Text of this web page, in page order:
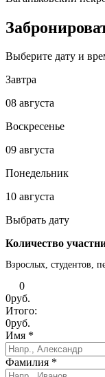
Выберите дату и
Завтра
08 августа
Воскресенье
09 августа
Понедельник
10 августа
Выбрать дату
Количество
Взрослых, студентов,
0
0руб.
Итого:
0руб.
Имя *
Фамилия *